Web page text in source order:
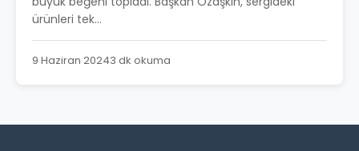
ürünleri tek...
9 Haziran 20243 dk okuma